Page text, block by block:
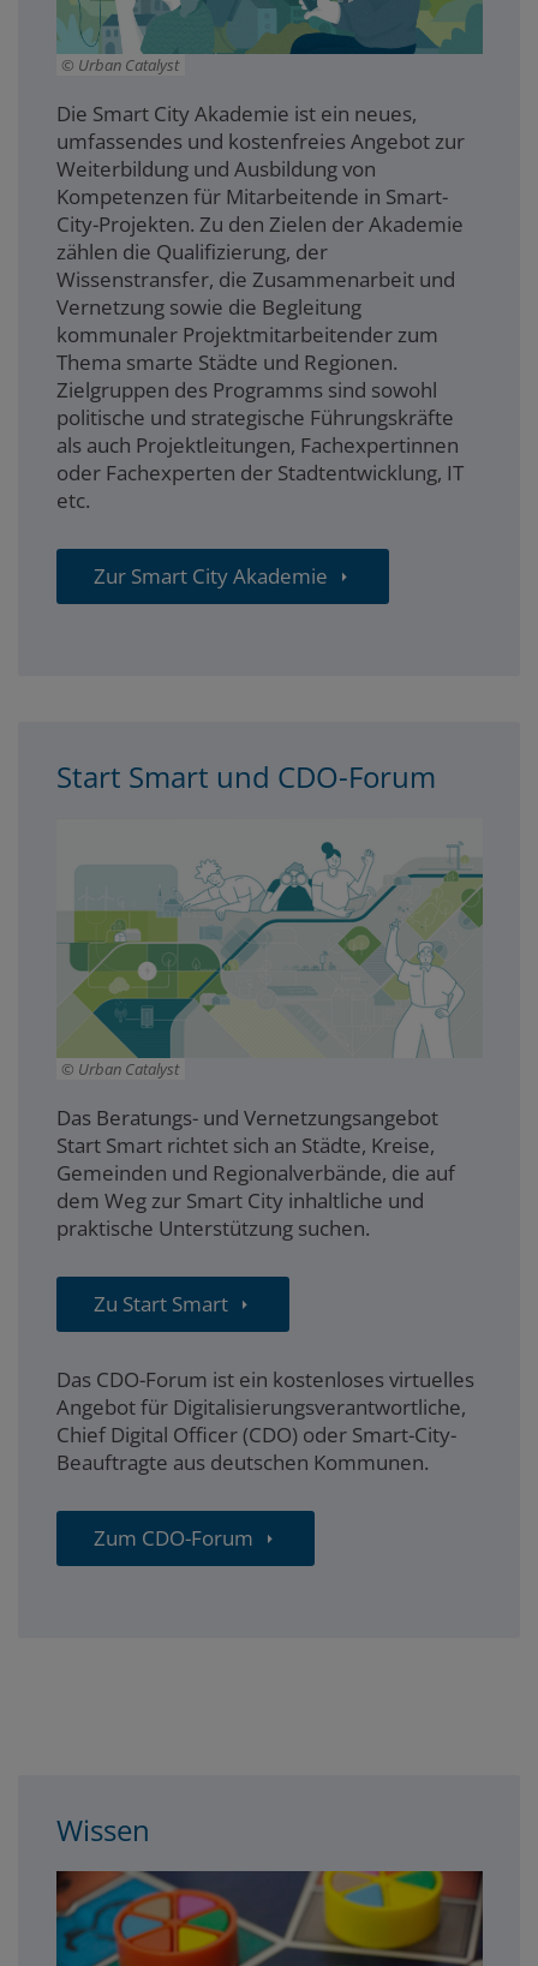
Urban Catalyst
Die Smart City Akademie ist ein neues,
umfassendes und kostenfreies Angebot zur
Weiterbildung und Ausbildung von
Kompetenzen für Mitarbeitende in Smart-
City-Projekten. Zu den Zielen der Akademie
zählen die Qualifizierung, der
Wissenstransfer, die Zusammenarbeit und
Vernetzung sowie die Begleitung
kommunaler Projektmitarbeitender zum
Thema smarte Städte und Regionen.
Zielgruppen des Programms sind sowohl
politische und strategische Führungskräfte
als auch Projektleitungen, Fachexpertinnen
oder Fachexperten der Stadtentwicklung, IT
etc.
Zur Smart City Akademie
Start Smart und CDO-Forum
Urban Catalyst
Das Beratungs- und Vernetzungsangebot
Start Smart richtet sich an Städte, Kreise,
Gemeinden und Regionalverbände, die auf
dem Weg zur Smart City inhaltliche und
praktische Unterstützung suchen.
Zu Start Smart
Das CDO-Forum ist ein kostenloses virtuelles
Angebot für Digitalisierungsverantwortliche,
Chief Digital Officer (CDO) oder Smart-City-
Beauftragte aus deutschen Kommunen.
Zum CDO-Forum
Wissen